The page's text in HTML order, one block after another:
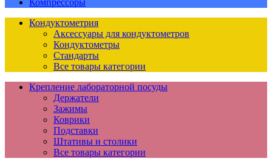
Компрессоры
Кондуктометрия
Аксессуары для кондуктометров
Кондуктометры
Стандарты
Все товары категории
Крепление лабораторной посуды
Держатели
Зажимы
Коврики
Подставки
Штативы и столики
Все товары категории